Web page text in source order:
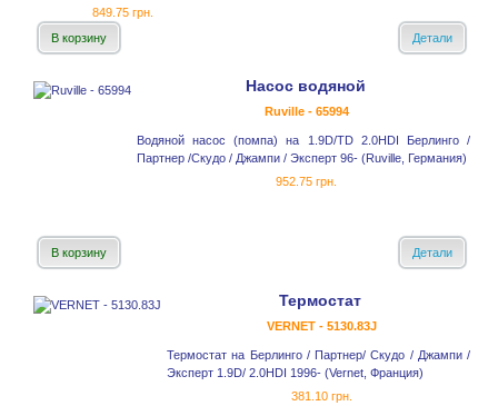
849.75 грн.
В корзину
Детали
Насос водяной
Ruville - 65994
Водяной насос (помпа) на 1.9D/TD 2.0HDI Берлинго /
Партнер /Скудо / Джампи / Эксперт 96- (Ruville, Германия)
952.75 грн.
В корзину Детали
Термостат
VERNET - 5130.83J
Термостат на Берлинго / Партнер/ Скудо / Джампи /
Эксперт 1.9D/ 2.0HDI 1996- (Vernet, Франция)
381.10 грн.